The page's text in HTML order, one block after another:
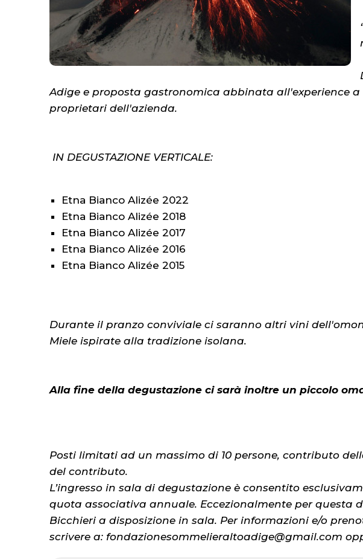
Adige e proposta gastronomica abbinata all'experience
proprietari dell'azienda.
IN DEGUSTAZIONE VERTICALE:
Etna Bianco Alizée 2022
Etna Bianco Alizée 2018
Etna Bianco Alizée 2017
Etna Bianco Alizée 2016
Etna Bianco Alizée 2015
Durante il pranzo conviviale ci saranno altri vini
Miele ispirate alla tradizione isolana.
Alla fine della degustazione ci sarà inoltre un piccolo
Posti limitati ad un massimo di 10 persone, contributo
del contributo.
L’ingresso in sala di degustazione è consentito
quota associativa annuale. Eccezionalmente per questa
Bicchieri a disposizione in sala. Per informazioni e/o
scrivere a: fondazionesommelieraltoadige@gmail.com